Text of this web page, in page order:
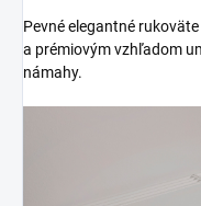
Pevné elegantné
a prémiovým vzhľadom
námahy.